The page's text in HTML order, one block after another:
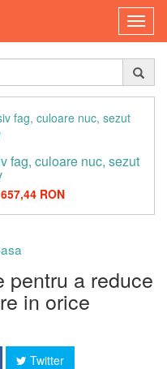
fag, culoare nuc, sezut
657,44 RON
pentru a reduce
in orice
Twitter